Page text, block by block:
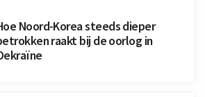
Noord-Korea steeds dieper
raakt bij de oorlog in